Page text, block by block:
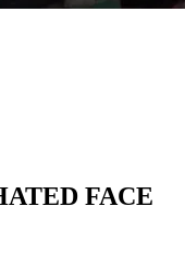
FACE